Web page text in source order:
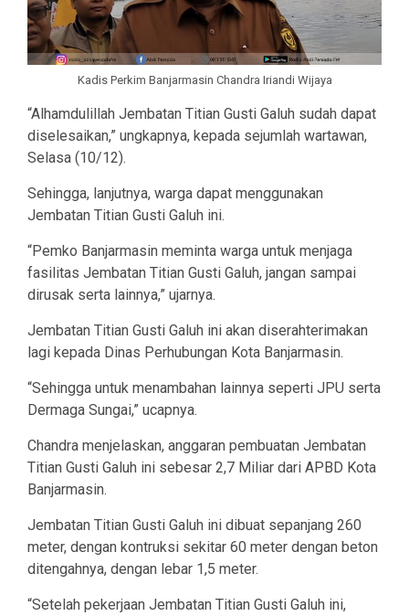
Kadis Perkim Banjarmasin Chandra Iriandi Wijaya
“Alhamdulillah Jembatan Titian Gusti Galuh sudah dapat
diselesaikan,” ungkapnya, kepada sejumlah wartawan,
Selasa (10/12).
Sehingga, lanjutnya, warga dapat menggunakan
Jembatan Titian Gusti Galuh ini.
“Pemko Banjarmasin meminta warga untuk menjaga
fasilitas Jembatan Titian Gusti Galuh, jangan sampai
dirusak serta lainnya,” ujarnya.
Jembatan Titian Gusti Galuh ini akan diserahterimakan
lagi kepada Dinas Perhubungan Kota Banjarmasin.
“Sehingga untuk menambahan lainnya seperti JPU serta
Dermaga Sungai,” ucapnya.
Chandra menjelaskan, anggaran pembuatan Jembatan
Titian Gusti Galuh ini sebesar 2,7 Miliar dari APBD Kota
Banjarmasin.
Jembatan Titian Gusti Galuh ini dibuat sepanjang 260
meter, dengan kontruksi sekitar 60 meter dengan beton
ditengahnya, dengan lebar 1,5 meter.
“Setelah pekerjaan Jembatan Titian Gusti Galuh ini,